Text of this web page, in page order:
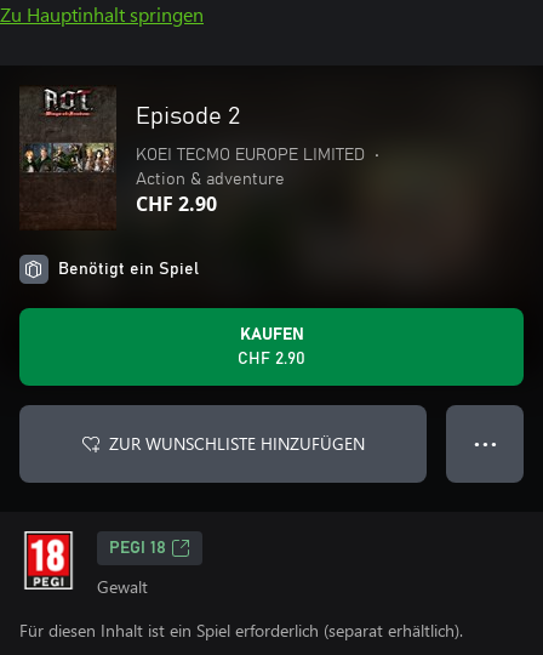
Zu Hauptinhalt springen
Episode 2
KOEI TECMO EUROPE LIMITED
•
Action & adventure
CHF 2.90
Benötigt ein Spiel
KAUFEN
CHF 2.90
ZUR WUNSCHLISTE HINZUFÜGEN ● ● ●
PEGI 18
Gewalt
Für diesen Inhalt ist ein Spiel erforderlich (separat erhältlich).